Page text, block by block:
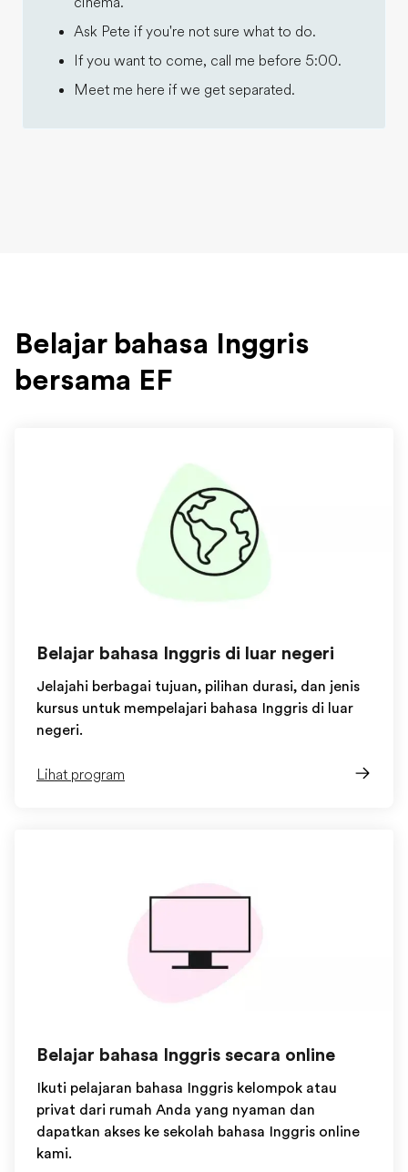
Ask Pete if you're not sure what to do.
If you want to come, call me before 5:00.
Meet me here if we get separated.
Belajar bahasa Inggris
bersama EF
Belajar bahasa Inggris di luar negeri
Jelajahi berbagai tujuan, pilihan durasi, dan jenis
kursus untuk mempelajari bahasa Inggris di luar
negeri.
Lihat program
Belajar bahasa Inggris secara online
Ikuti pelajaran bahasa Inggris kelompok atau
privat dari rumah Anda yang nyaman dan
dapatkan akses ke sekolah bahasa Inggris online
kami.